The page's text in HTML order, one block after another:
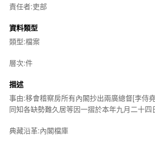
責任者:吏部
資料類型
類型:檔案
層次:件
描述
事由:移會稽察房所有內閣抄出兩廣總督[李侍
同知各缺勢難久居等因一摺於本年九月二十四
典藏沿革:內閣檔庫